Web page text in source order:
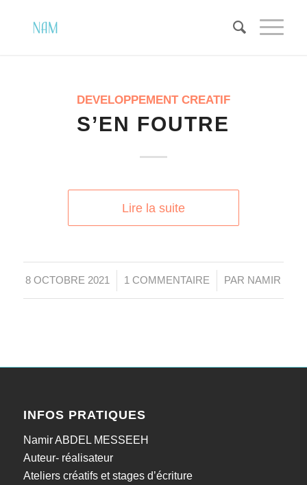
DEVELOPPEMENT CREATIF
S’EN FOUTRE
Lire la suite
8 OCTOBRE 2021
/ 1 COMMENTAIRE
/ PAR NAMIR
INFOS PRATIQUES
Namir ABDEL MESSEEH
Auteur- réalisateur
Ateliers créatifs et stages d’écriture